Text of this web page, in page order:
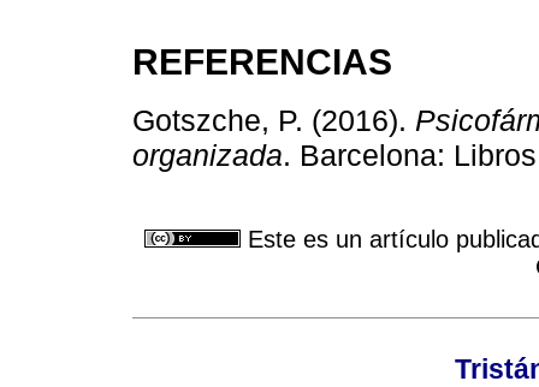
REFERENCIAS
Gotszche, P. (2016).
organizada. Barcelona:
Este es un artículo